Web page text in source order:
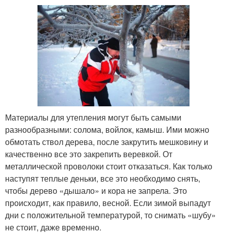
Материалы для утепления могут быть самыми
разнообразными: солома, войлок, камыш. Ими можно
обмотать ствол дерева, после закрутить мешковину и
качественно все это закрепить веревкой. От
металлической проволоки стоит отказаться. Как только
наступят теплые деньки, все это необходимо снять,
чтобы дерево «дышало» и кора не запрела. Это
происходит, как правило, весной. Если зимой выпадут
дни с положительной температурой, то снимать «шубу»
не стоит, даже временно.